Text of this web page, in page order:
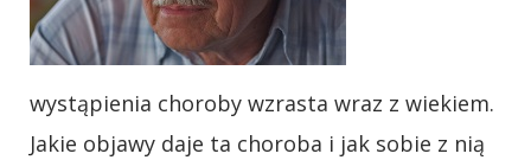
wystąpienia choroby wzrasta wraz z wiekiem.
Jakie objawy daje ta choroba i jak sobie z nią